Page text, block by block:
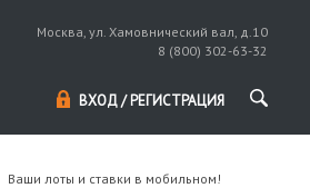
Москва, ул. Хамовнический вал, д.10
8 (800) 302-63-32
ВХОД / РЕГИСТРАЦИЯ
Ваши лоты и ставки в мобильном!